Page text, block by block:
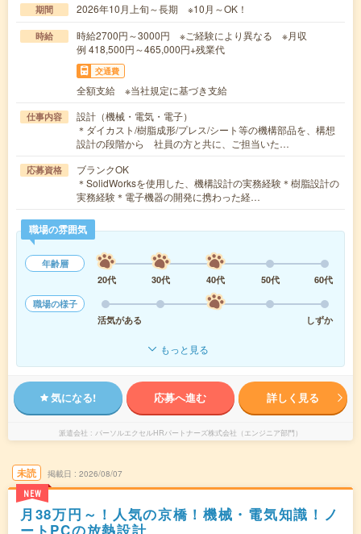
期間 2026年10月上旬～長期 ※10月～OK！
時給
時給2700円～3000円 ※ご経験により異なる ※月収
例 418,500円～465,000円+残業代
交通費
全額支給 ※当社規定に基づき支給
仕事内容
設計（機械・電気・電子）
＊ダイカスト/樹脂成形/プレス/シート等の機構部品を、構想
設計の段階から 社員の方と共に、ご担当いた…
応募資格
ブランクOK
＊SolidWorksを使用した、機構設計の実務経験＊樹脂設計の
実務経験＊電子機器の開発に携わった経…
職場の雰囲気
年齢層
20代
30代 40代 50代
60代
職場の様子
活気がある
しずか
もっと見る
気になる! 応募へ進む 詳しく見る
派遣会社 パーソルエクセルHRパートナーズ株式会社（エンジニア部門）
未読
NEW
掲載日 2026/08/07
月38万円～！人気の京橋！機械・電気知識！ノ
ートPCの放熱設計